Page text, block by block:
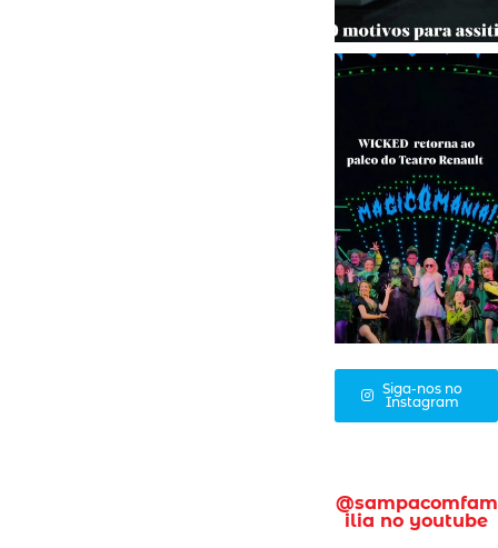
Siga-nos no
Instagram
@sampacomfam
ilia no youtube